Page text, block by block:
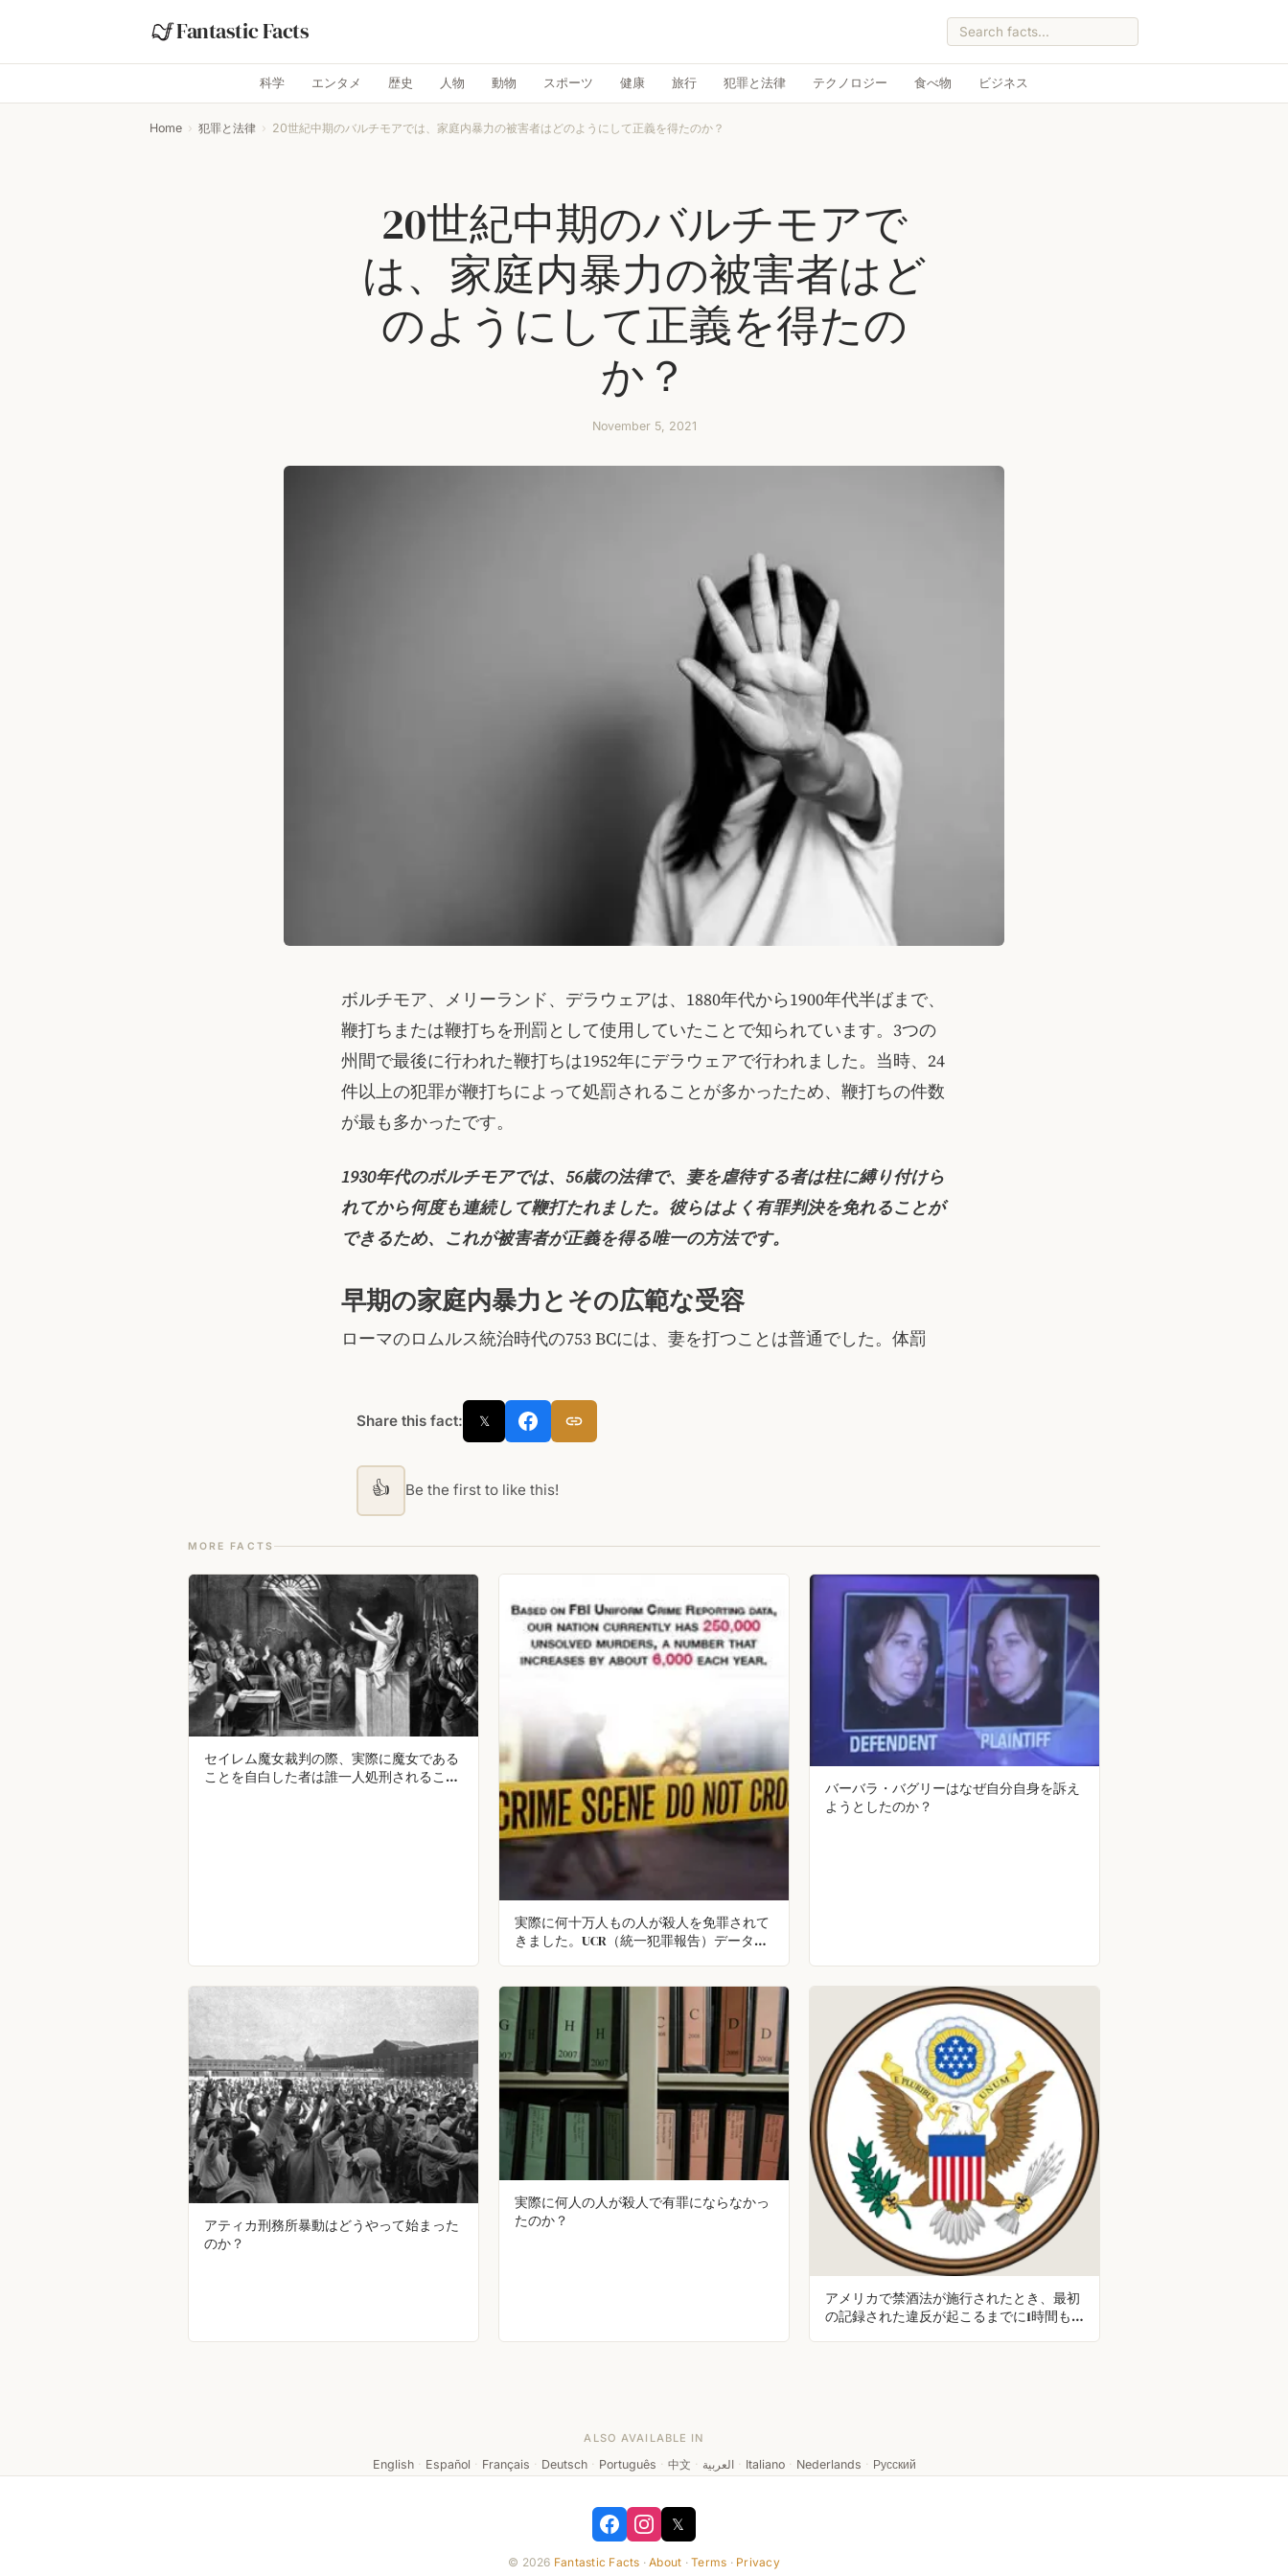
Fantastic Facts
科学 エンタメ 歴史 人物 動物 スポーツ 健康 旅行 犯罪と法律 テクノロジー 食べ物 ビジネス
Home › 犯罪と法律 › 20世紀中期のバルチモアでは、家庭内暴力の被害者はどのようにして正義を得たのか？
20世紀中期のバルチモアで
は、家庭内暴力の被害者はど
のようにして正義を得たの
か？
November 5, 2021
ボルチモア、メリーランド、デラウェアは、1880年代から1900年代半ばまで、
鞭打ちまたは鞭打ちを刑罰として使用していたことで知られています。3つの
州間で最後に行われた鞭打ちは1952年にデラウェアで行われました。当時、24
件以上の犯罪が鞭打ちによって処罰されることが多かったため、鞭打ちの件数
が最も多かったです。
1930年代のボルチモアでは、56歳の法律で、妻を虐待する者は柱に縛り付けら
れてから何度も連続して鞭打たれました。彼らはよく有罪判決を免れることが
できるため、これが被害者が正義を得る唯一の方法です。
早期の家庭内暴力とその広範な受容
ローマのロムルス統治時代の753 BCには、妻を打つことは普通でした。体罰
Share this fact: 𝕏
👍 Be the first to like this!
MORE FACTS
セイレム魔女裁判の際、実際に魔女である
ことを自白した者は誰一人処刑されること
実際に何十万人もの人が殺人を免罪されて
きました。UCR（統一犯罪報告）データに
す。殺人事件の解決率が約62％であること
から、38％のケースで犯人は罰を受けずに
逃げ切っていることになります。
バーバラ・バグリーはなぜ自分自身を訴え
ようとしたのか？
アティカ刑務所暴動はどうやって始まった
のか？
実際に何人の人が殺人で有罪にならなかっ
たのか？
アメリカで禁酒法が施行されたとき、最初
の記録された違反が起こるまでに1時間も
ALSO AVAILABLE IN
English · Español · Français · Deutsch · Português · 中文 · العربية · Italiano · Nederlands · Русский
𝕏
© 2026 Fantastic Facts ·About ·Terms · Privacy